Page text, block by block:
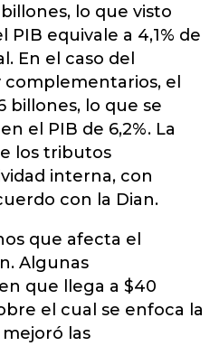
billones, lo que visto
equivale a 4,1% de
En el caso del
el
billones, lo que se
el PIB de 6,2%. La
los tributos
interna, con
con la Dian.
que afecta el
Algunas
que llega a $40
el cual se enfoca la
las